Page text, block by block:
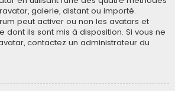
galerie, distant ou importé.
peut activer ou non les avatars et
ils sont mis à disposition. Si vous ne
contactez un administrateur du